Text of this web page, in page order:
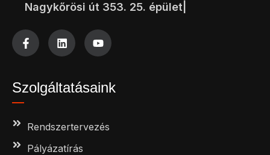
Nagykőrösi út 353. 25. épület|
Szolgáltatásaink
Rendszertervezés
Pályázatírás